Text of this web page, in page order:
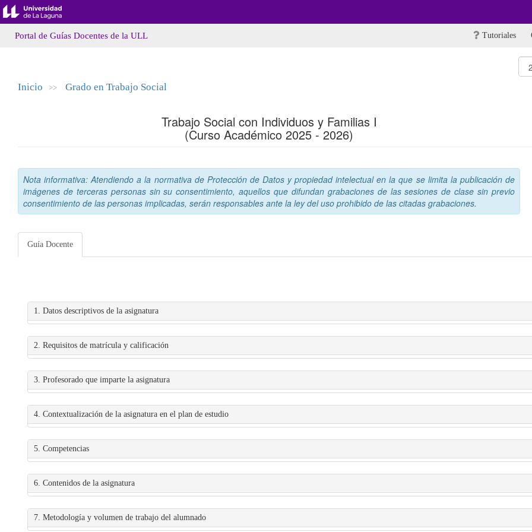
Portal de Guías Docentes de la ULL Tutoriales
Inicio >> Grado en Trabajo Social
Trabajo Social con Individuos y Familias I
(Curso Académico 2025 - 2026)
Nota informativa: Atendiendo a la normativa de Protección de Datos y propiedad intelectual en la que se limita la publicación de
imágenes de terceras personas sin su consentimiento, aquellos que difundan grabaciones de las sesiones de clase sin previo
consentimiento de las personas implicadas, serán responsables ante la ley del uso prohibido de las citadas grabaciones.
Guía Docente
1. Datos descriptivos de la asignatura
2. Requisitos de matrícula y calificación
3. Profesorado que imparte la asignatura
4. Contextualización de la asignatura en el plan de estudio
5. Competencias
6. Contenidos de la asignatura
7. Metodología y volumen de trabajo del alumnado